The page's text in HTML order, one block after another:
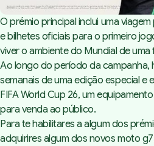
O prémio principal inclui uma
e bilhetes oficiais para o primeiro
viver o ambiente do Mundial de
Ao longo do período da campanha,
semanais de uma edição especial e
FIFA World Cup 26, um
para venda ao público.
Para te habilitares a algum dos
adquirires algum dos novosmoto